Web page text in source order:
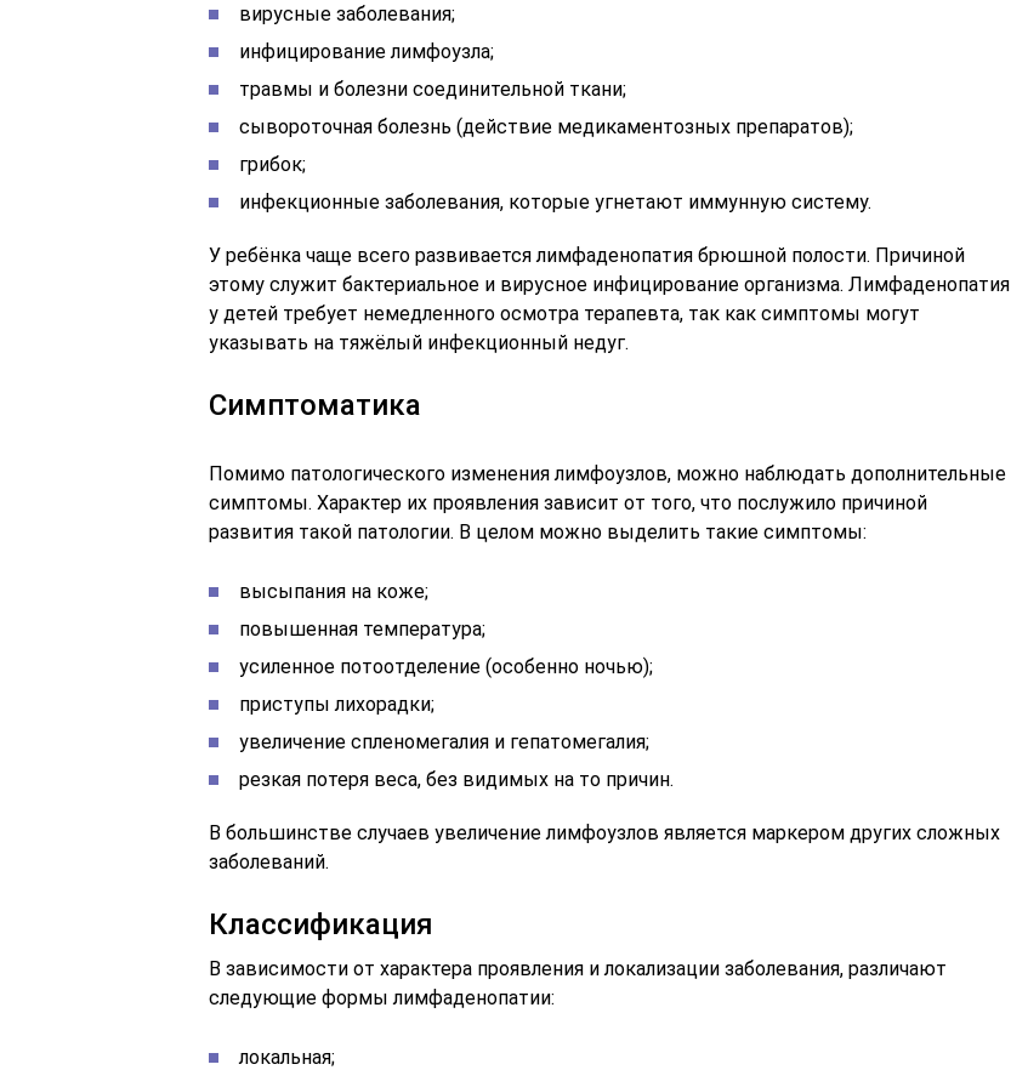
вирусные заболевания;
инфицирование лимфоузла;
травмы и болезни соединительной ткани;
сывороточная болезнь (действие медикаментозных препаратов);
грибок;
инфекционные заболевания, которые угнетают иммунную систему.
У ребёнка чаще всего развивается лимфаденопатия брюшной полости. Причиной
этому служит бактериальное и вирусное инфицирование организма. Лимфаденопатия
у детей требует немедленного осмотра терапевта, так как симптомы могут
указывать на тяжёлый инфекционный недуг.
Симптоматика
Помимо патологического изменения лимфоузлов, можно наблюдать дополнительные
симптомы. Характер их проявления зависит от того, что послужило причиной
развития такой патологии. В целом можно выделить такие симптомы:
высыпания на коже;
повышенная температура;
усиленное потоотделение (особенно ночью);
приступы лихорадки;
увеличение спленомегалия и гепатомегалия;
резкая потеря веса, без видимых на то причин.
В большинстве случаев увеличение лимфоузлов является маркером других сложных
заболеваний.
Классификация
В зависимости от характера проявления и локализации заболевания, различают
следующие формы лимфаденопатии:
локальная;